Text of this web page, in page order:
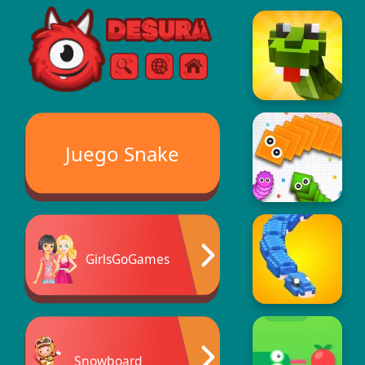
Free Online Games
BuscarMenú
Juego Snake
GirlsGoGames
Snowboard